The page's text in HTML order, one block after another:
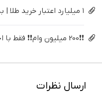
۱ میلیارد اعتبار خرید طلا | بدون ضامن و چک
❗❗200 میلیون وام❗❗ فقط با احراز هویت
ارسال نظرات